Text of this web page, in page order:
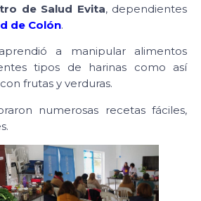
de Salud Evita, dependientes
de Colón.
a manipular alimentos
tipos de harinas como así
frutas y verduras.
numerosas recetas fáciles,